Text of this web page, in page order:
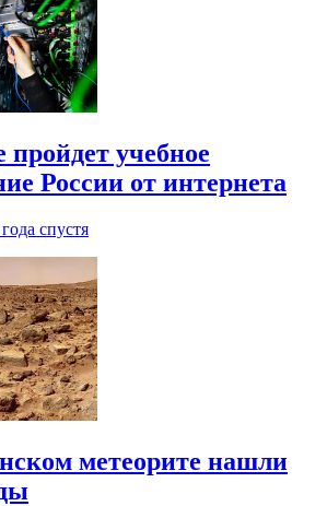
пройдет учебное
России от интернета
спустя
метеорите нашли